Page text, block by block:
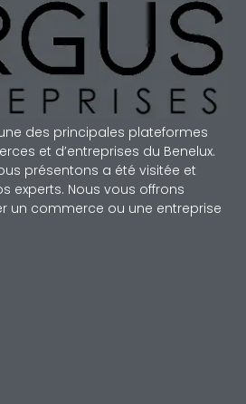
des principales plateformes
et d’entreprises du Benelux.
présentons a été visitée et
experts. Nous vous offrons
un commerce ou une entreprise